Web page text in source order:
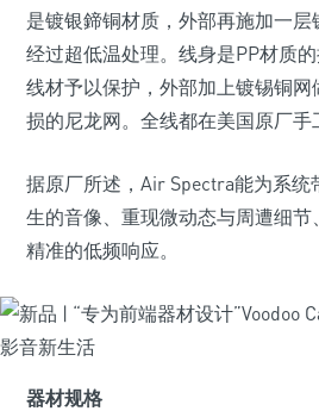
是镀银鍗铜材质，外部再施加一
经过超低温处理。线身是PP材质
线材予以保护，外部加上镀锡铜
损的尼龙网。全线都在美国原厂手
据原厂所述，Air Spectra能为系
生的音像、重现微动态与周遭细
精准的低频响应。
器材规格